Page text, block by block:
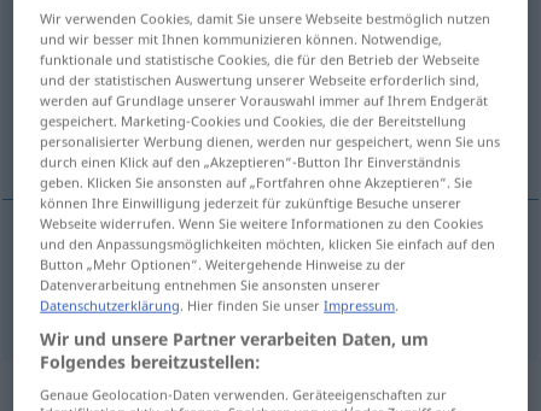
datieren [daˈtiːrən]v/t <ohnege>
Übersicht aller Übersetzungen
(Für mehr Details die Übersetzung anklicken/antippen)
fechar, datar
fechar,datar datierenBrief, Dokument
„datieren“: intransitives Verb
Wir verwenden Cookies, damit Sie unsere Webseite bestmöglich nutzen
und wir besser mit Ihnen kommunizieren können. Notwendige,
funktionale und statistische Cookies, die für den Betrieb der Webseite
und der statistischen Auswertung unserer Webseite erforderlich sind,
werden auf Grundlage unserer Vorauswahl immer auf Ihrem Endgerät
gespeichert. Marketing-Cookies und Cookies, die der Bereitstellung
personalisierter Werbung dienen, werden nur gespeichert, wenn Sie uns
durch einen Klick auf den „Akzeptieren“-Button Ihr Einverständnis
geben. Klicken Sie ansonsten auf „Fortfahren ohne Akzeptieren“. Sie
können Ihre Einwilligung jederzeit für zukünftige Besuche unserer
Webseite widerrufen. Wenn Sie weitere Informationen zu den Cookies
und den Anpassungsmöglichkeiten möchten, klicken Sie einfach auf den
Button „Mehr Optionen“. Weitergehende Hinweise zu der
Datenverarbeitung entnehmen Sie ansonsten unserer
Datenschutzerklärung. Hier finden Sie unserImpressum.
Wir und unsere Partner verarbeiten Daten, um
Folgendes bereitzustellen:
Genaue Geolocation-Daten verwenden. Geräteeigenschaften zur